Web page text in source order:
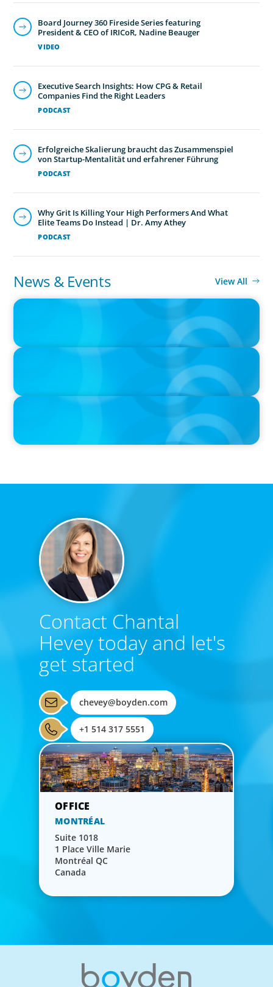
VIDEO
Board Journey 360 Fireside Series featuring
President & CEO of IRICoR, Nadine Beauger
PODCAST
Executive Search Insights: How CPG & Retail
Companies Find the Right Leaders
PODCAST
Erfolgreiche Skalierung braucht das Zusammenspiel
von Startup-Mentalität und erfahrener Führung
PODCAST
Why Grit Is Killing Your High Performers And What
Elite Teams Do Instead | Dr. Amy Athey
News & Events View All
IN THE MEDIA
IN THE MEDIA
Big Food splits: Smart move or strategic misstep?
IN THE MEDIA
Contact Chantal
Hevey today and let's
get started
chevey@boyden.com
+1 514 317 5551
MONTRÉAL
Suite 1018
1 Place Ville Marie
Montréal QC
Canada